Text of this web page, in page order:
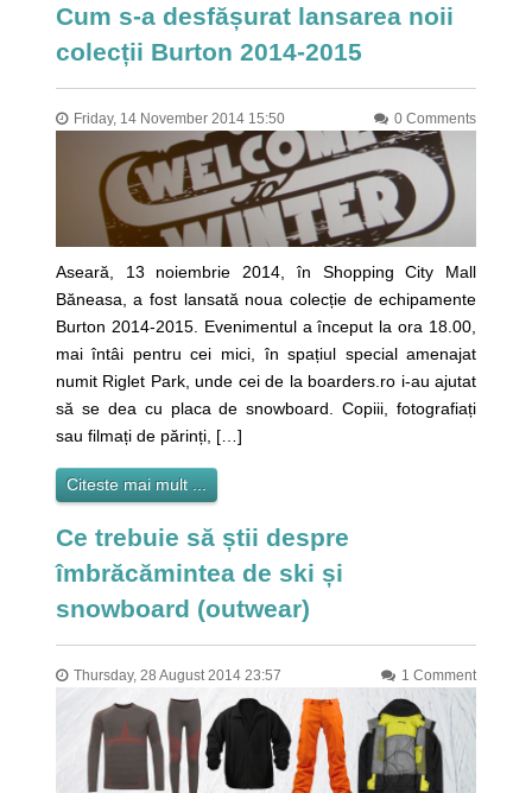
Cum s-a desfășurat lansarea noii
colecții Burton 2014-2015
Friday, 14 November 2014 15:50 0 Comments
Aseară, 13 noiembrie 2014, în Shopping City Mall
Băneasa, a fost lansată noua colecție de echipamente
Burton 2014-2015. Evenimentul a început la ora 18.00,
mai întâi pentru cei mici, în spațiul special amenajat
numit Riglet Park, unde cei de la boarders.ro i-au ajutat
să se dea cu placa de snowboard. Copiii, fotografiați
sau filmați de părinți, […]
Citeste mai mult ...
Ce trebuie să știi despre
îmbrăcămintea de ski și
snowboard (outwear)
Thursday, 28 August 2014 23:57 1 Comment